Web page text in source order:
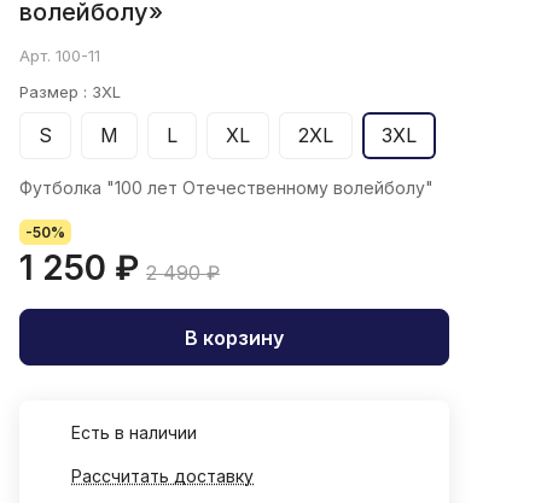
волейболу»
Арт. 100-11
Размер : 3XL
S M L XL 2XL 3XL
Футболка "100 лет Отечественному волейболу"
-50%
1 250 ₽ 2 490 ₽
В корзину
Есть в наличии
Рассчитать доставку